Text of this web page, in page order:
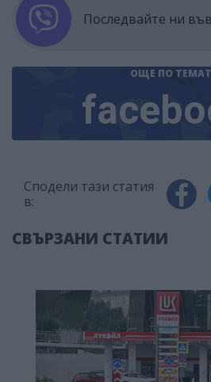
Последвайте ни във
ОЩЕ ПО
Сподели тази статия
в:
СВЪРЗАНИ СТАТИИ